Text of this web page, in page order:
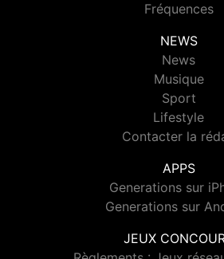
Fréquences
NEWS
News
Musique
Sport
Lifestyle
Contacter la
APPS
Generations sur
Generations sur
JEUX